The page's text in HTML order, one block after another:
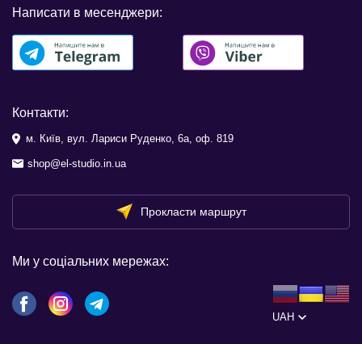
Написати в месенджери:
Контакти:
м. Київ, вул. Лариси Руденко, 6а, оф. 819
shop@el-studio.in.ua
Прокласти маршрут
Ми у соціальних мережах:
UAH